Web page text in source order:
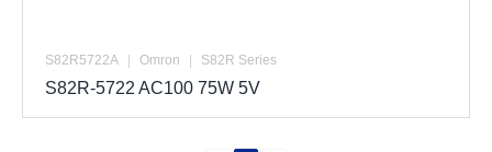
S82R5722A | Omron | S82R Series
S82R-5722 AC100 75W 5V